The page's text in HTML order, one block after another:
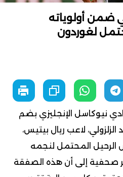
ضمن أولوياته
لغوردون
نيوكاسل الإنجليزي بضم
لاعب ريال بيتيس،
المحتمل لنجمه
صحفية إلى أن هذه الصفقة